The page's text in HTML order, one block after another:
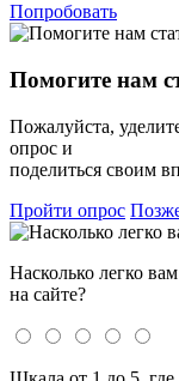
Попробовать
Помогите нам
Пожалуйста,
опрос и
поделиться своим
Пройти опрос
Насколько легко
на сайте?